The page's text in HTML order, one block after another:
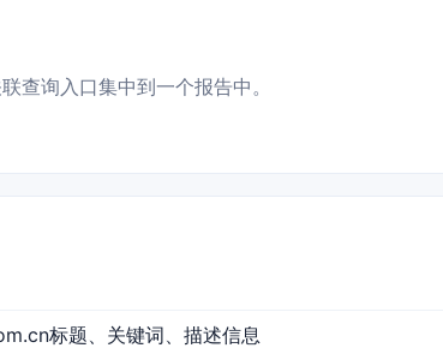
查询入口集中到一个报告中。
标题、关键词、描述信息